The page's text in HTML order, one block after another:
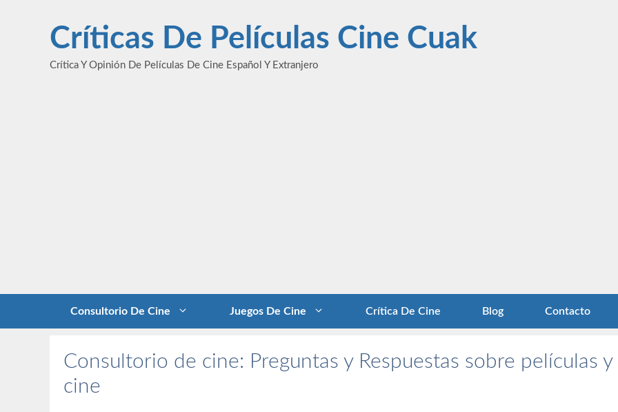
contenidoCríticas De Películas Cine Cuak
Crítica Y Opinión De Películas De Cine Español Y Extranjero
Consultorio De Cine Juegos De Cine Crítica De Cine Blog Contacto
Consultorio de cine: Preguntas y Respuestas sobre películas y
cine